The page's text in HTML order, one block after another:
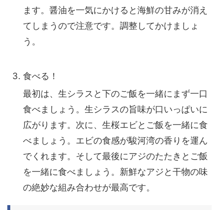
ます。醤油を一気にかけると海鮮の甘みが消え
てしまうので注意です。調整してかけましょ
う。
食べる！
最初は、生シラスと下のご飯を一緒にまず一口
食べましょう。生シラスの旨味が口いっぱいに
広がります。次に、生桜エビとご飯を一緒に食
べましょう。エビの食感が駿河湾の香りを運ん
でくれます。そして最後にアジのたたきとご飯
を一緒に食べましょう。新鮮なアジと干物の味
の絶妙な組み合わせが最高です。